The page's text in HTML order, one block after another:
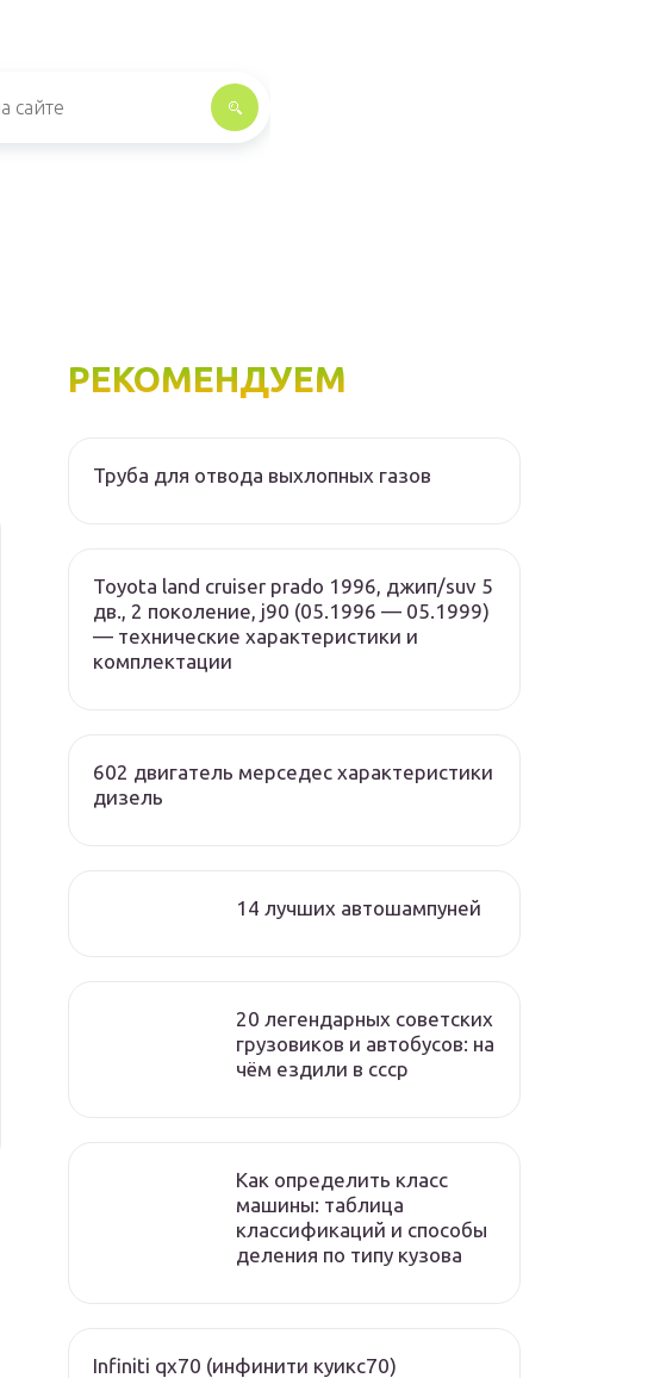
РЕКОМЕНДУЕМ
Труба для отвода выхлопных газов
Toyota land cruiser prado 1996, джип/suv 5
дв., 2 поколение, j90 (05.1996 — 05.1999)
— технические характеристики и
комплектации
602 двигатель мерседес характеристики
дизель
14 лучших автошампуней
20 легендарных советских
грузовиков и автобусов: на
чём ездили в ссср
Как определить класс
машины: таблица
классификаций и способы
деления по типу кузова
Infiniti qx70 (инфинити куикс70)